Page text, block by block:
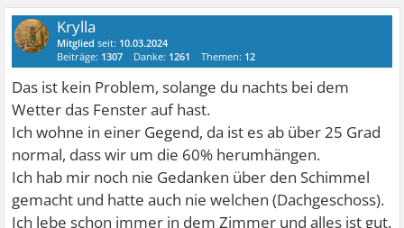
Krylla
Mitglied seit: 10.03.2024
Beiträge: 1307 Danke: 1261 Themen: 12
Das ist kein Problem, solange du nachts bei dem
Wetter das Fenster auf hast.
Ich wohne in einer Gegend, da ist es ab über 25 Grad
normal, dass wir um die 60% herumhängen.
Ich hab mir noch nie Gedanken über den Schimmel
gemacht und hatte auch nie welchen (Dachgeschoss).
Ich lebe schon immer in dem Zimmer und alles ist gut.